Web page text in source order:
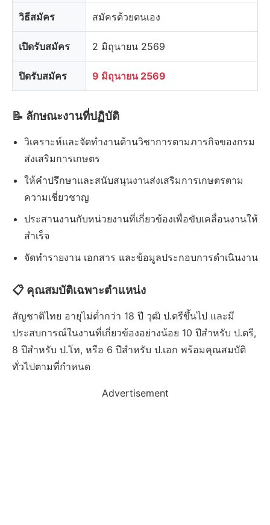
วิธีสมัคร สมัครด้วยตนเอง
เปิดรับสมัคร 2 มิถุนายน 2569
ปิดรับสมัคร 9 มิถุนายน 2569
📝 ลักษณะงานที่ปฏิบัติ
วิเคราะห์และจัดทำงานด้านวิชาการตามภารกิจของกรม
ส่งเสริมการเกษตร
ให้คำปรึกษาและสนับสนุนงานส่งเสริมการเกษตรตาม
ความเชี่ยวชาญ
ประสานงานกับหน่วยงานที่เกี่ยวข้องเพื่อขับเคลื่อนงานให้
สำเร็จ
จัดทำรายงาน เอกสาร และข้อมูลประกอบการดำเนินงาน
📋 คุณสมบัติเฉพาะตำแหน่ง
สัญชาติไทย อายุไม่ต่ำกว่า 18 ปี วุฒิ ป.ตรีขึ้นไป และมี
ประสบการณ์ในงานที่เกี่ยวข้องอย่างน้อย 10 ปีสำหรับ ป.ตรี,
8 ปีสำหรับ ป.โท, หรือ 6 ปีสำหรับ ป.เอก พร้อมคุณสมบัติ
ทั่วไปตามที่กำหนด
Advertisement